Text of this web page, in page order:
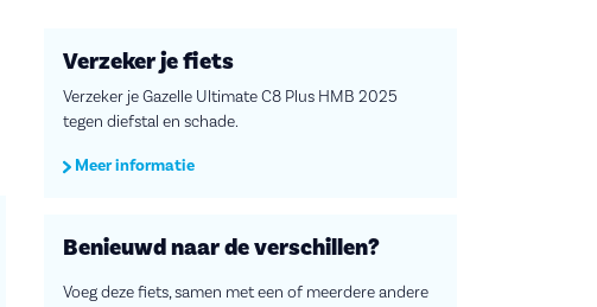
Verzeker je fiets
Verzeker je Gazelle Ultimate C8 Plus HMB 2025
tegen diefstal en schade.
Meer informatie
Benieuwd naar de verschillen?
Voeg deze fiets, samen met een of meerdere andere